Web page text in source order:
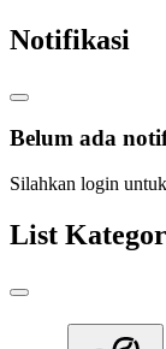
Notifikasi
Belum ada
Silahkan login
List